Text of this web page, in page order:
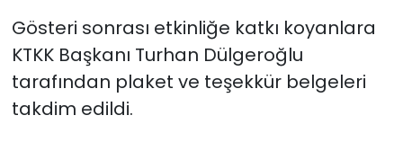
Gösteri sonrası etkinliğe katkı koyanlara
KTKK Başkanı Turhan Dülgeroğlu
tarafından plaket ve teşekkür belgeleri
takdim edildi.